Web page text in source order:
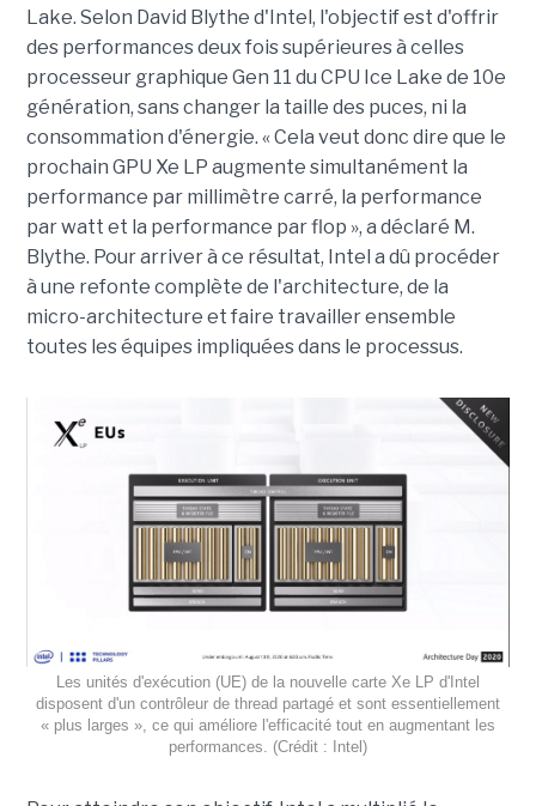
Lake. Selon David Blythe d'Intel, l'objectif est d'offrir
des performances deux fois supérieures à celles
processeur graphique Gen 11 du CPU Ice Lake de 10e
génération, sans changer la taille des puces, ni la
consommation d'énergie. « Cela veut donc dire que le
prochain GPU Xe LP augmente simultanément la
performance par millimètre carré, la performance
par watt et la performance par flop », a déclaré M.
Blythe. Pour arriver à ce résultat, Intel a dû procéder
à une refonte complète de l'architecture, de la
micro-architecture et faire travailler ensemble
toutes les équipes impliquées dans le processus.
Les unités d'exécution (UE) de la nouvelle carte Xe LP d'Intel
disposent d'un contrôleur de thread partagé et sont essentiellement
« plus larges », ce qui améliore l'efficacité tout en augmentant les
performances. (Crédit : Intel)